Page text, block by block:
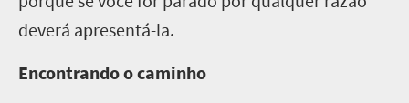
deverá apresentá-la.
Encontrando o caminho